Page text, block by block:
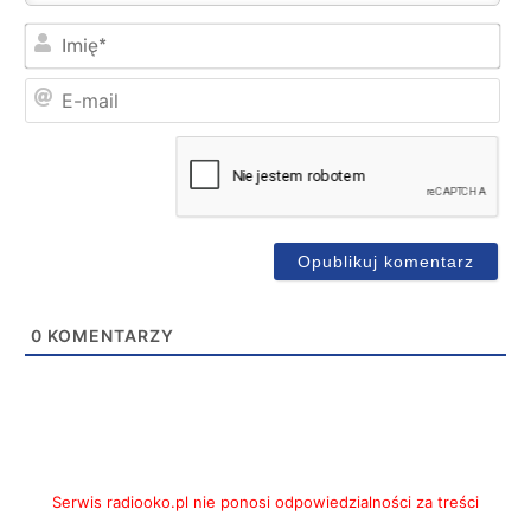
0 KOMENTARZY
Serwis radiooko.pl nie ponosi odpowiedzialności za treści